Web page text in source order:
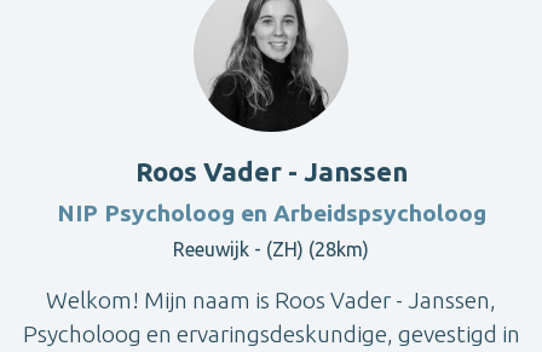
Roos Vader - Janssen
NIP Psycholoog en Arbeidspsycholoog
Reeuwijk - (ZH) (28km)
Welkom! Mijn naam is Roos Vader - Janssen,
Psycholoog en ervaringsdeskundige, gevestigd in